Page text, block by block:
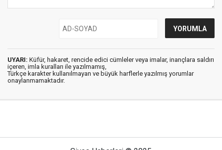
UYARI: Küfür, hakaret, rencide edici cümleler veya imalar, inançlara saldırı
içeren, imla kuralları ile yazılmamış,
Türkçe karakter kullanılmayan ve büyük harflerle yazılmış yorumlar
onaylanmamaktadır.